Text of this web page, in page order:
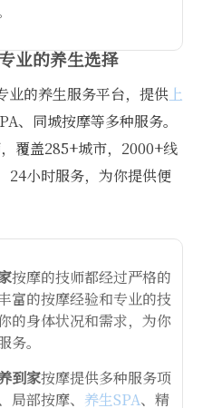
业的养生选择
业的养生服务平台，提供上
、同城按摩等多种服务。
覆盖285+城市，2000+线
24小时服务，为你提供便
按摩的技师都经过严格的
富的按摩经验和专业的技
的身体状况和需求，为你
。
到家按摩提供多种服务项
局部按摩、 养生SPA、精